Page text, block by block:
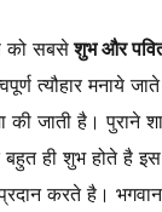
को सबसेशुभ और
त्यौहार मनाये
जाती है। पुराने
ही शुभ होते है
करते है।